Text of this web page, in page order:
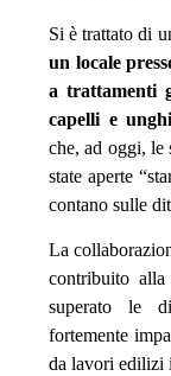
Si è trattato di
un locale
a trattamenti
capelli e
che, ad oggi, le
state aperte
contano sulle
La
contribuito
superato le
fortemente
da lavori edilizi